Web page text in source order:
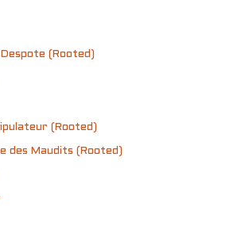
(Rooted)
(Rooted)
des Maudits (Rooted)